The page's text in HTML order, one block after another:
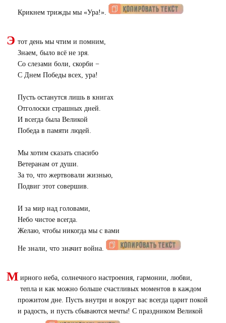
Крикнем трижды мы «Ура!».
Э тот день мы чтим и помним,
Знаем, было всё не зря.
Со слезами боли, скорби −
С Днем Победы всех, ура!
Пусть останутся лишь в книгах
Отголоски страшных дней.
И всегда была Великой
Победа в памяти людей.
Мы хотим сказать спасибо
Ветеранам от души.
За то, что жертвовали жизнью,
Подвиг этот совершив.
И за мир над головами,
Небо чистое всегда.
Желаю, чтобы никогда мы с вами
Не знали, что значит война.
М ирного неба, солнечного настроения, гармонии, любви,
тепла и как можно больше счастливых моментов в каждом
прожитом дне. Пусть внутри и вокруг вас всегда царит покой
и радость, и пусть сбываются мечты! С праздником Великой